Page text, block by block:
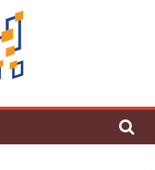
оживя в ОУ